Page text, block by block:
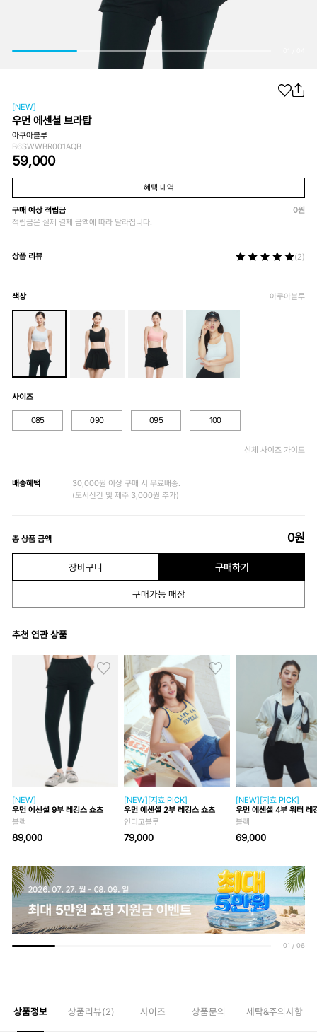
[NEW]
우먼 에센셜 브라탑
아쿠아블루
B6SWWBR001AQB
59,000
혜택 내역
구매 예상 적립금 0원
적립금은 실제 결제 금액에 따라 달라집니다.
상품 리뷰 (2)
색상 아쿠아블루
사이즈
085 090 095 100
신체 사이즈 가이드
배송혜택
30,000원 이상 구매 시 무료배송.
(도서산간 및 제주 3,000원 추가)
총 상품 금액 0원
장바구니 구매하기
구매가능 매장
추천 연관 상품
[NEW]
우먼 에센셜 9부 레깅스 쇼츠
블랙
89,000
[NEW][지효 PICK]
우먼 에센셜 2부 레깅스 쇼츠
인디고블루
79,000
[NEW][지효 PICK]
우먼 에센셜 4부 워터 레
블랙
69,000
01 / 06
상품정보 상품리뷰(2) 사이즈 상품문의 세탁&주의사항